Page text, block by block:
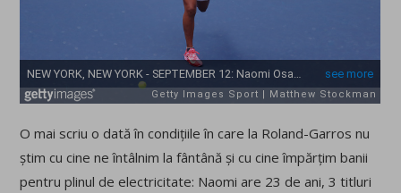
O mai scriu o dată în condițiile în care la Roland-Garros nu
știm cu cine ne întâlnim la fântână și cu cine împărțim banii
pentru plinul de electricitate: Naomi are 23 de ani, 3 titluri